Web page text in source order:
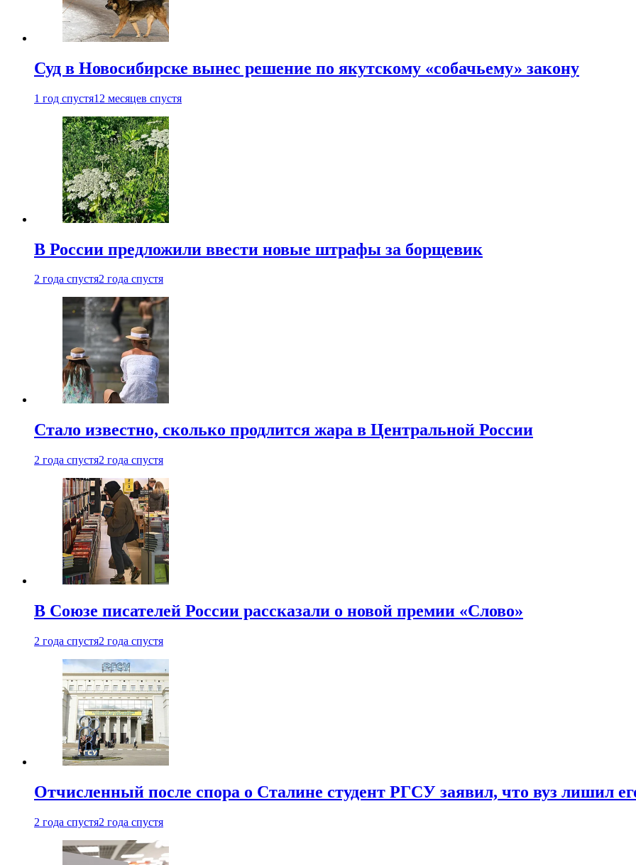
Суд в Новосибирске вынес решение по якутскому «собачьему» закону
1 год спустя12 месяцев спустя
В России предложили ввести новые штрафы за борщевик
2 года спустя2 года спустя
Стало известно, сколько продлится жара в Центральной России
2 года спустя2 года спустя
В Союзе писателей России рассказали о новой премии «Слово»
2 года спустя2 года спустя
Отчисленный после спора о Сталине студент РГСУ заявил, что вуз лишил
2 года спустя2 года спустя